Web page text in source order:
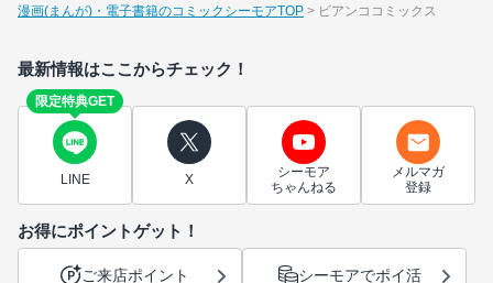
漫画(まんが)・電子書籍のコミックシーモアTOP ビアンココミックス
最新情報はここからチェック！
限定特典GET
LINE X
シーモア
ちゃんねる
メルマガ
登録
お得にポイントゲット！
ご来店ポイント シーモアでポイ活